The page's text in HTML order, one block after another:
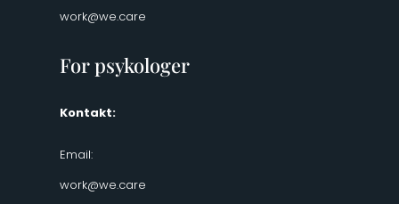
work@we.care
For psykologer
Kontakt:
Email:
work@we.care